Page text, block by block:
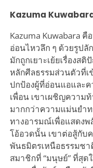
Kazuma
Kazuma Kuwabara
อ่อนไหวลึก ๆ ด้วยรูปลั
มักถูกเยาะเย้ยเรื่องส
หลักศีลธรรมส่วนตัวที่
ปกป้องผู้ที่อ่อนแอและ
เพื่อน เขาเผชิญความ
มากกว่าความแม่นยำ
ทางอารมณ์เพื่อแสดง
โอ้อวดนั้น เขาต่อสู้กับ
พันธมิตรเหนือธรรมชา
สมาชิกที่ “มนุษย์” ที่สุด